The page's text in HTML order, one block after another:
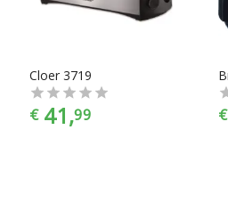
kleurselectie vind je de kleur die
keukeninrichting past.
Cloer 3719
€ 41,99 €